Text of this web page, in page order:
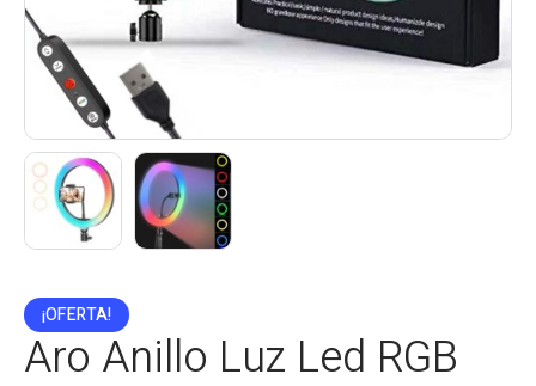
¡OFERTA!
Aro Anillo Luz Led RGB